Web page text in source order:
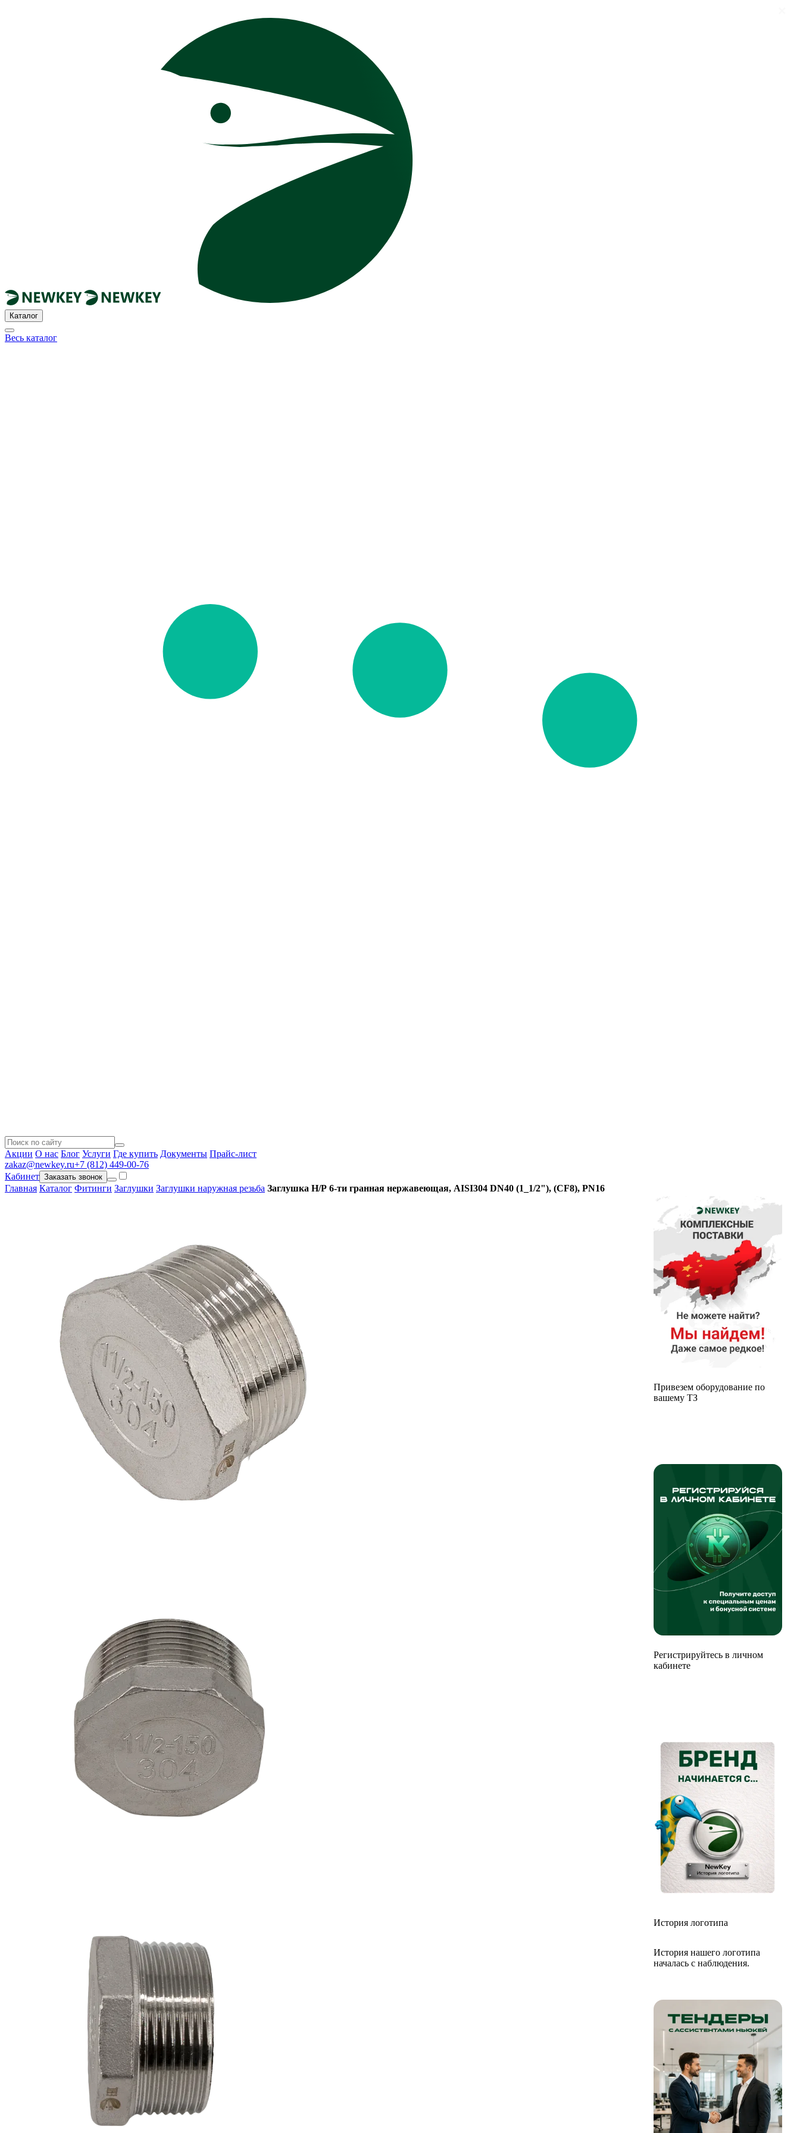
Каталог
Весь каталог
Акции О нас Блог Услуги Где купить Документы Прайс-лист
zakaz@newkey.ru+7 (812) 449-00-76
Кабинет Заказать звонок
Привезем оборудование по
вашему ТЗ
Регистрируйтесь в личном
кабинете
История логотипа
История нашего логотипа
началась с наблюдения.
Главная Каталог Фитинги Заглушки Заглушки наружная резьба Заглушка Н/Р 6-ти гранная нержавеющая, AISI304 DN40 (1_1/2"), (CF8), PN16